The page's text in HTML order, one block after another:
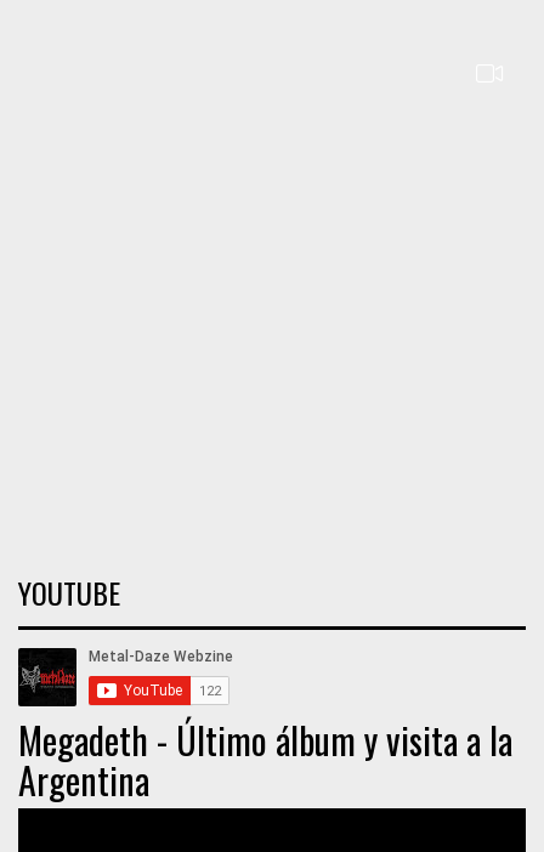
YOUTUBE
Megadeth - Último álbum y visita a la
Argentina